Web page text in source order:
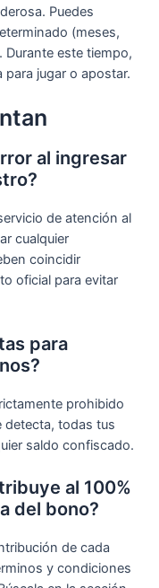
Puedes
(meses,
este tiempo,
jugar o apostar.
al ingresar
de atención al
cualquier
coincidir
oficial para evitar
para
prohibido
detecta, todas tus
saldo confiscado.
al 100%
del bono?
de cada
y condiciones